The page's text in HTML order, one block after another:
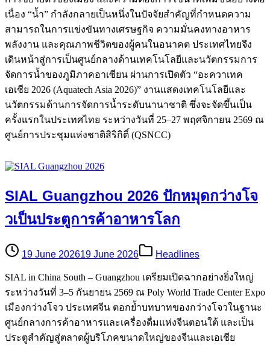
เนื่อง “น้ำ” กำลังกลายเป็นหนึ่งในปัจจัยสำคัญที่กำหนดความ
สามารถในการแข่งขันทางเศรษฐกิจ ความมั่นคงทางอาหาร
พลังงาน และคุณภาพชีวิตของผู้คนในอนาคต ประเทศไทยจึง
เดินหน้าสู่การเป็นศูนย์กลางด้านเทคโนโลยีและนวัตกรรมการ
จัดการน้ำของภูมิภาคอาเซียน ผ่านการเปิดตัว “อะควาเทค
เอเชีย 2026 (Aquatech Asia 2026)” งานแสดงเทคโนโลยีและ
นวัตกรรมด้านการจัดการน้ำระดับนานาชาติ ซึ่งจะจัดขึ้นเป็น
ครั้งแรกในประเทศไทย ระหว่างวันที่ 25–27 พฤศจิกายน 2569 ณ
ศูนย์การประชุมแห่งชาติสิริกิติ์ (QSNCC)
SIAL Guangzhou 2026 ปักหมุดกว่างโจ
วเป็นประตูการค้าอาหารโลก
19 June 202619 June 2026 Headlines
SIAL in China South – Guangzhou เตรียมเปิดฉากอย่างยิ่งใหญ่
ระหว่างวันที่ 3–5 กันยายน 2569 ณ Poly World Trade Center Expo
เมืองกว่างโจว ประเทศจีน ตอกย้ำบทบาทของกว่างโจวในฐานะ
ศูนย์กลางการค้าอาหารและเครื่องดื่มแห่งจีนตอนใต้ และเป็น
ประตูสำคัญสู่ตลาดผู้บริโภคขนาดใหญ่ของจีนและเอเชีย